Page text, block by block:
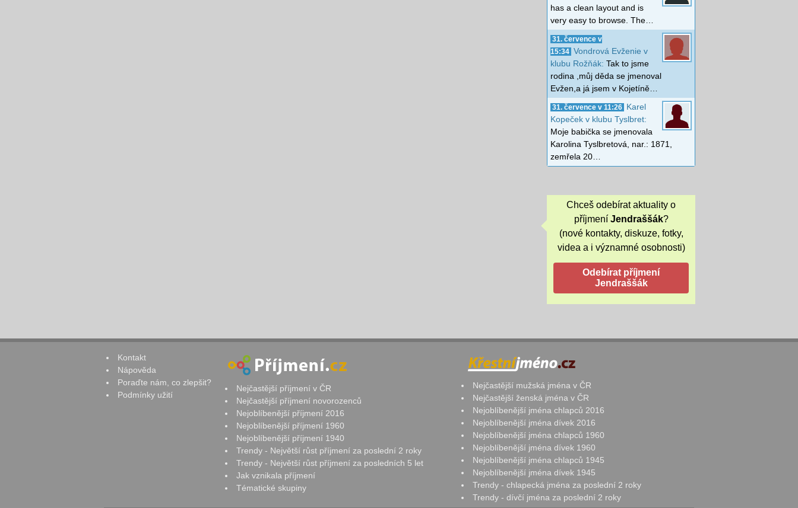
has a clean layout and is
very easy to browse. The…
31. července v
15:34 Vondrová Evženie v
klubu Rožňák: Tak to jsme
rodina ,můj děda se jmenoval
Evžen,a já jsem v Kojetíně…
31. července v 11:26
Karel
Kopeček v klubu Tyslbret:
Moje babička se jmenovala
Karolina Tyslbretová, nar.: 1871,
zemřela 20…
Chceš odebírat aktuality o
příjmení Jendraššák?
(nové kontakty, diskuze, fotky,
videa a i významné osobnosti)
Kontakt
Nápověda
Poraďte nám, co zlepšit?
Podmínky užití
Nejčastější příjmení v ČR
Nejčastější příjmení novorozenců
Nejoblíbenější příjmení 2016
Nejoblíbenější příjmení 1960
Nejoblíbenější příjmení 1940
Trendy - Největší růst příjmení za poslední 2 roky
Trendy - Největší růst příjmení za posledních 5 let
Jak vznikala příjmení
Tématické skupiny
Nejčastější mužská jména v ČR
Nejčastější ženská jména v ČR
Nejoblíbenější jména chlapců 2016
Nejoblíbenější jména dívek 2016
Nejoblíbenější jména chlapců 1960
Nejoblíbenější jména dívek 1960
Nejoblíbenější jména chlapců 1945
Nejoblíbenější jména dívek 1945
Trendy - chlapecká jména za poslední 2 roky
Trendy - dívčí jména za poslední 2 roky